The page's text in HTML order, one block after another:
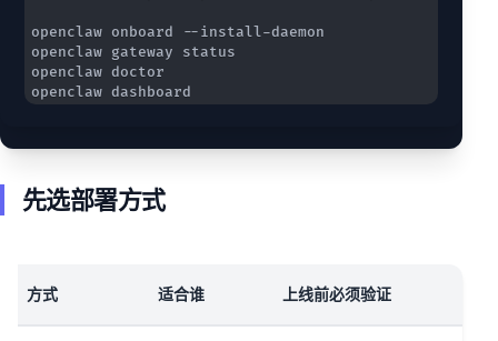
openclaw dashboard
先选部署方式
方式 适合谁 上线前必须验证